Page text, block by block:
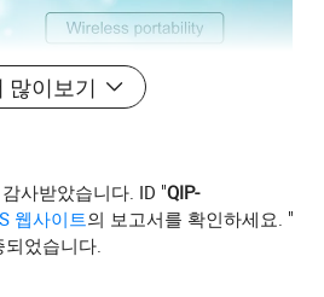
많이보기
사받았습니다. ID "QIP-
웹사이트의 보고서를 확인하세요. "
었습니다.